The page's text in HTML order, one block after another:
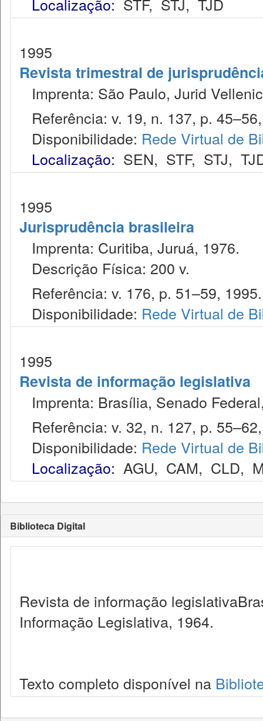
1995
Revista trimestral de
Imprenta: São Paulo, Jurid
Referência: v. 19, n. 137, p.
Disponibilidade: Rede Virtual de
Localização: SEN, STF, STJ,
1995
Jurisprudência brasileira
Imprenta: Curitiba, Juruá, 1976.
Descrição Física: 200 v.
Referência: v. 176, p. 51–59, 1995.
Disponibilidade: Rede Virtual de
1995
Revista de informação legislativa
Imprenta: Brasília, Senado
Referência: v. 32, n. 127, p.
Disponibilidade: Rede Virtual de
Localização: AGU, CAM, CLD,
Biblioteca Digital
Revista de informação
Informação Legislativa, 1964.
Texto completo disponível na